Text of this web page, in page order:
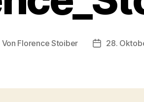
Von Florence Stoiber 28.